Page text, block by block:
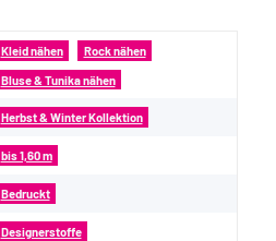
Kleid nähen Rock nähen
Bluse & Tunika nähen
Herbst & Winter Kollektion
bis 1,60 m
Bedruckt
Designerstoffe